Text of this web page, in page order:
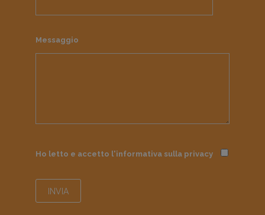
Messaggio
Ho letto e accetto l'informativa sulla privacy